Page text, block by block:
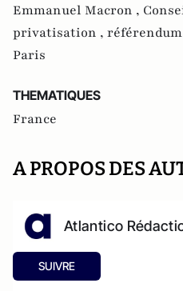
Emmanuel Macron ,
privatisation ,
Paris
THEMATIQUES
France
A PROPOS DES
Atlantico
SUIVRE